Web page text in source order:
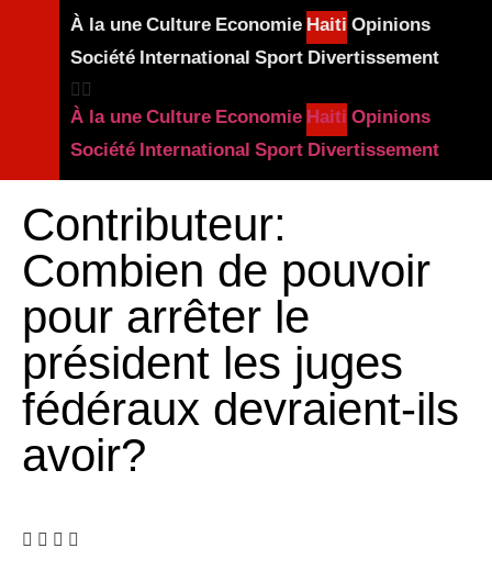
À la une Culture Economie Haiti Opinions
Société International Sport Divertissement
À la une Culture Economie Haiti Opinions
Société International Sport Divertissement
Contributeur:
Combien de pouvoir
pour arrêter le
président les juges
fédéraux devraient-ils
avoir?